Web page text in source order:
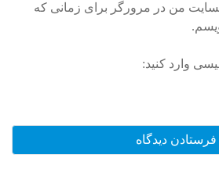
من در مرورگر برای زمانی که
وارد کنید: